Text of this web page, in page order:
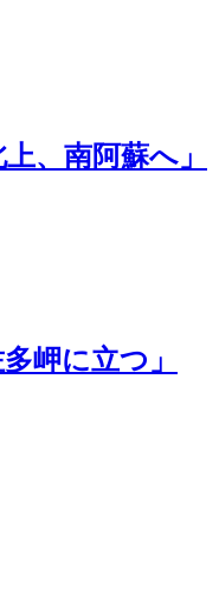
、南阿蘇へ」
岬に立つ」